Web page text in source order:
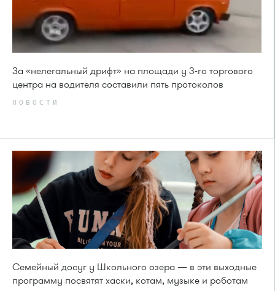
За «нелегальный дрифт» на площади у 3-го торгового
центра на водителя составили пять протоколов
НОВОСТИ
Семейный досуг у Школьного озера — в эти выходные
программу посвятят хаски, котам, музыке и роботам